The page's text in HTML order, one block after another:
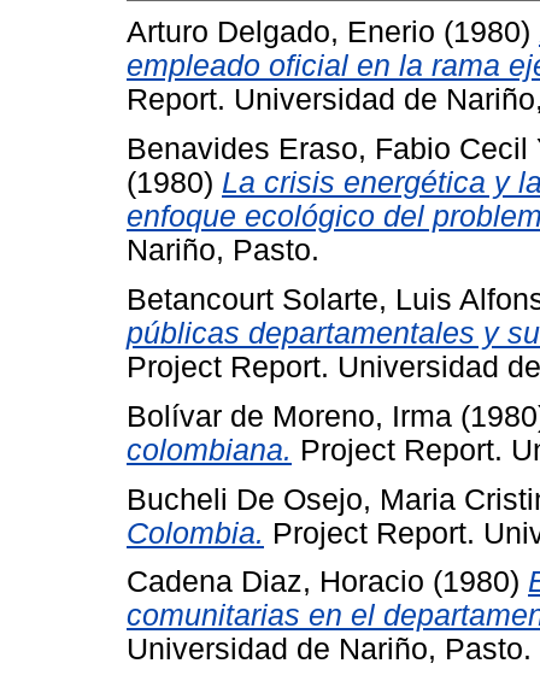
Arturo Delgado, Enerio (1980)
empleado oficial en la rama
Report. Universidad de
Benavides Eraso, Fabio Cecil
(1980) La crisis energética y
enfoque ecológico del
Nariño, Pasto.
Betancourt Solarte, Luis
públicas departamentales y
Project Report. Universidad
Bolívar de Moreno, Irma
colombiana. Project Report.
Bucheli De Osejo, Maria
Colombia. Project Report.
Cadena Diaz, Horacio (1980)
comunitarias en el
Universidad de Nariño, Pasto.